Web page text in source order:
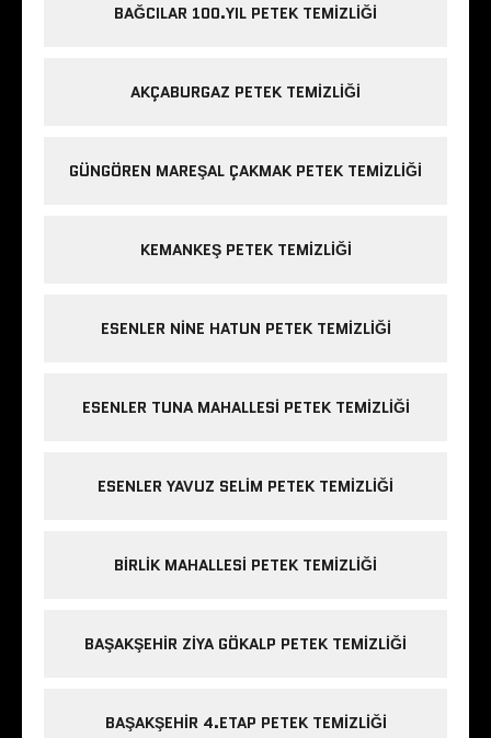
BAĞCILAR 100.YIL PETEK TEMIZLIĞI
AKÇABURGAZ PETEK TEMIZLIĞI
GÜNGÖREN MAREŞAL ÇAKMAK PETEK TEMIZLIĞI
KEMANKEŞ PETEK TEMIZLIĞI
ESENLER NINE HATUN PETEK TEMIZLIĞI
ESENLER TUNA MAHALLESI PETEK TEMIZLIĞI
ESENLER YAVUZ SELIM PETEK TEMIZLIĞI
BIRLIK MAHALLESI PETEK TEMIZLIĞI
BAŞAKŞEHIR ZIYA GÖKALP PETEK TEMIZLIĞI
BAŞAKŞEHIR 4.ETAP PETEK TEMIZLIĞI